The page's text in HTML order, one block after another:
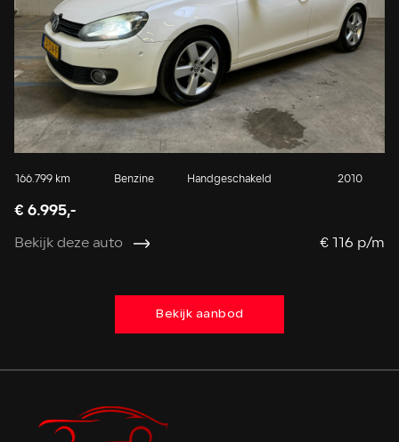
166.799 km Benzine Handgeschakeld 2010
€ 6.995,-
Bekijk deze auto € 116 p/m
Bekijk aanbod